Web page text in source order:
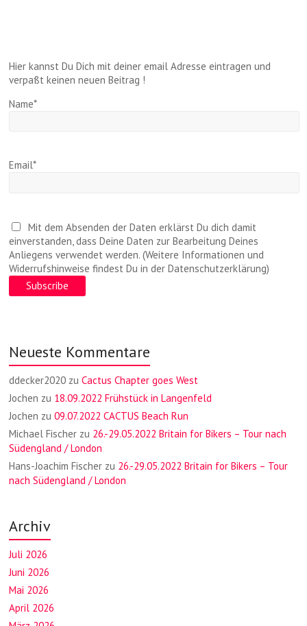
Hier kannst Du Dich mit deiner email Adresse eintragen und
verpaßt keinen neuen Beitrag !
Name*
Email*
Mit dem Absenden der Daten erklärst Du dich damit
einverstanden, dass Deine Daten zur Bearbeitung Deines
Anliegens verwendet werden. (Weitere Informationen und
Widerrufshinweise findest Du in der Datenschutzerklärung)
Neueste Kommentare
ddecker2020 zuCactus Chapter goes West
Jochen zu 18.09.2022 Frühstück in Langenfeld
Jochen zu09.07.2022 CACTUS Beach Run
Michael Fischer zu 26.-29.05.2022 Britain for Bikers – Tour nach
Südengland / London
Hans-Joachim Fischer zu 26.-29.05.2022 Britain for Bikers – Tour
nach Südengland / London
Archiv
Juli 2026
Juni 2026
Mai 2026
April 2026